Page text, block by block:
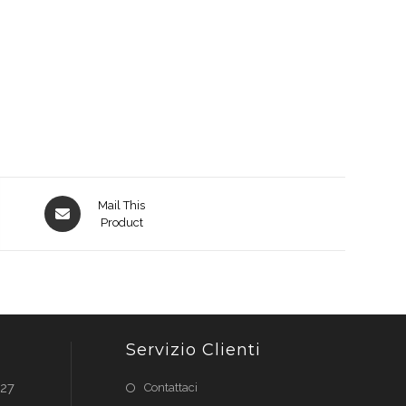
Opens
in
Mail This
Product
Servizio Clienti
Contattaci